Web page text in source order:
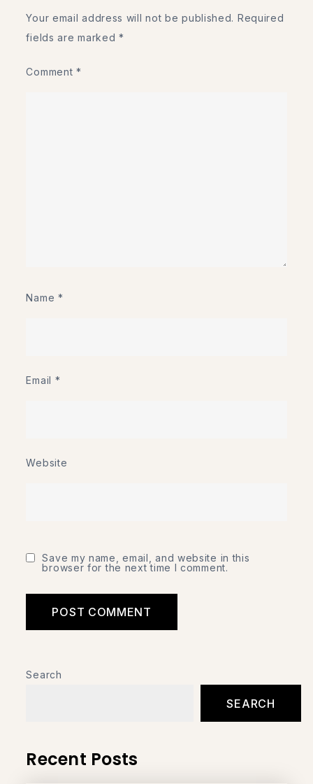
Your email address will not be published. Required
fields are marked*
Comment*
Name *
Email *
Website
Save my name, email, and website in this
browser for the next time I comment.
Search
SEARCH
Recent Posts